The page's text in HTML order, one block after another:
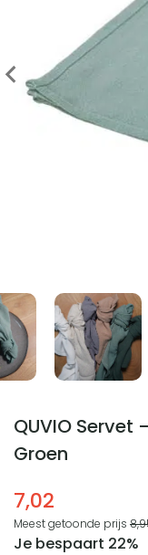
QUVIO
Groen
7,02
Meest getoonde prijs
Je bespaart 22%